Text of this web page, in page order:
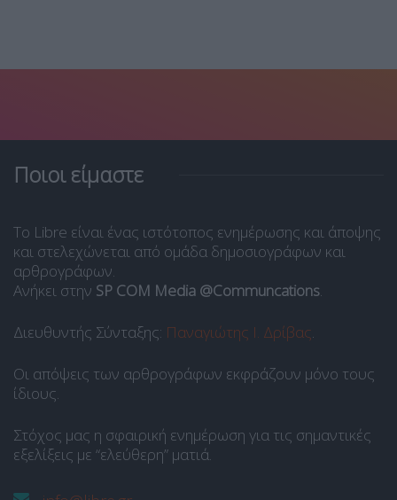
Ποιοι είμαστε
Το Libre είναι ένας ιστότοπος ενημέρωσης και άποψης
και στελεχώνεται από ομάδα δημοσιογράφων και
αρθρογράφων.
Ανήκει στην SP COM Media @Communcations.
Διευθυντής Σύνταξης: Παναγιώτης Ι. Δρίβας.
Οι απόψεις των αρθρογράφων εκφράζουν μόνο τους
ίδιους.
Στόχος μας η σφαιρική ενημέρωση για τις σημαντικές
εξελίξεις με “ελεύθερη” ματιά.